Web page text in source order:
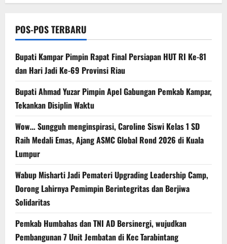
POS-POS TERBARU
Bupati Kampar Pimpin Rapat Final Persiapan HUT RI Ke-81
dan Hari Jadi Ke-69 Provinsi Riau
Bupati Ahmad Yuzar Pimpin Apel Gabungan Pemkab Kampar,
Tekankan Disiplin Waktu
Wow… Sungguh menginspirasi, Caroline Siswi Kelas 1 SD
Raih Medali Emas, Ajang ASMC Global Rond 2026 di Kuala
Lumpur
Wabup Misharti Jadi Pemateri Upgrading Leadership Camp,
Dorong Lahirnya Pemimpin Berintegritas dan Berjiwa
Solidaritas
Pemkab Humbahas dan TNI AD Bersinergi, wujudkan
Pembangunan 7 Unit Jembatan di Kec Tarabintang